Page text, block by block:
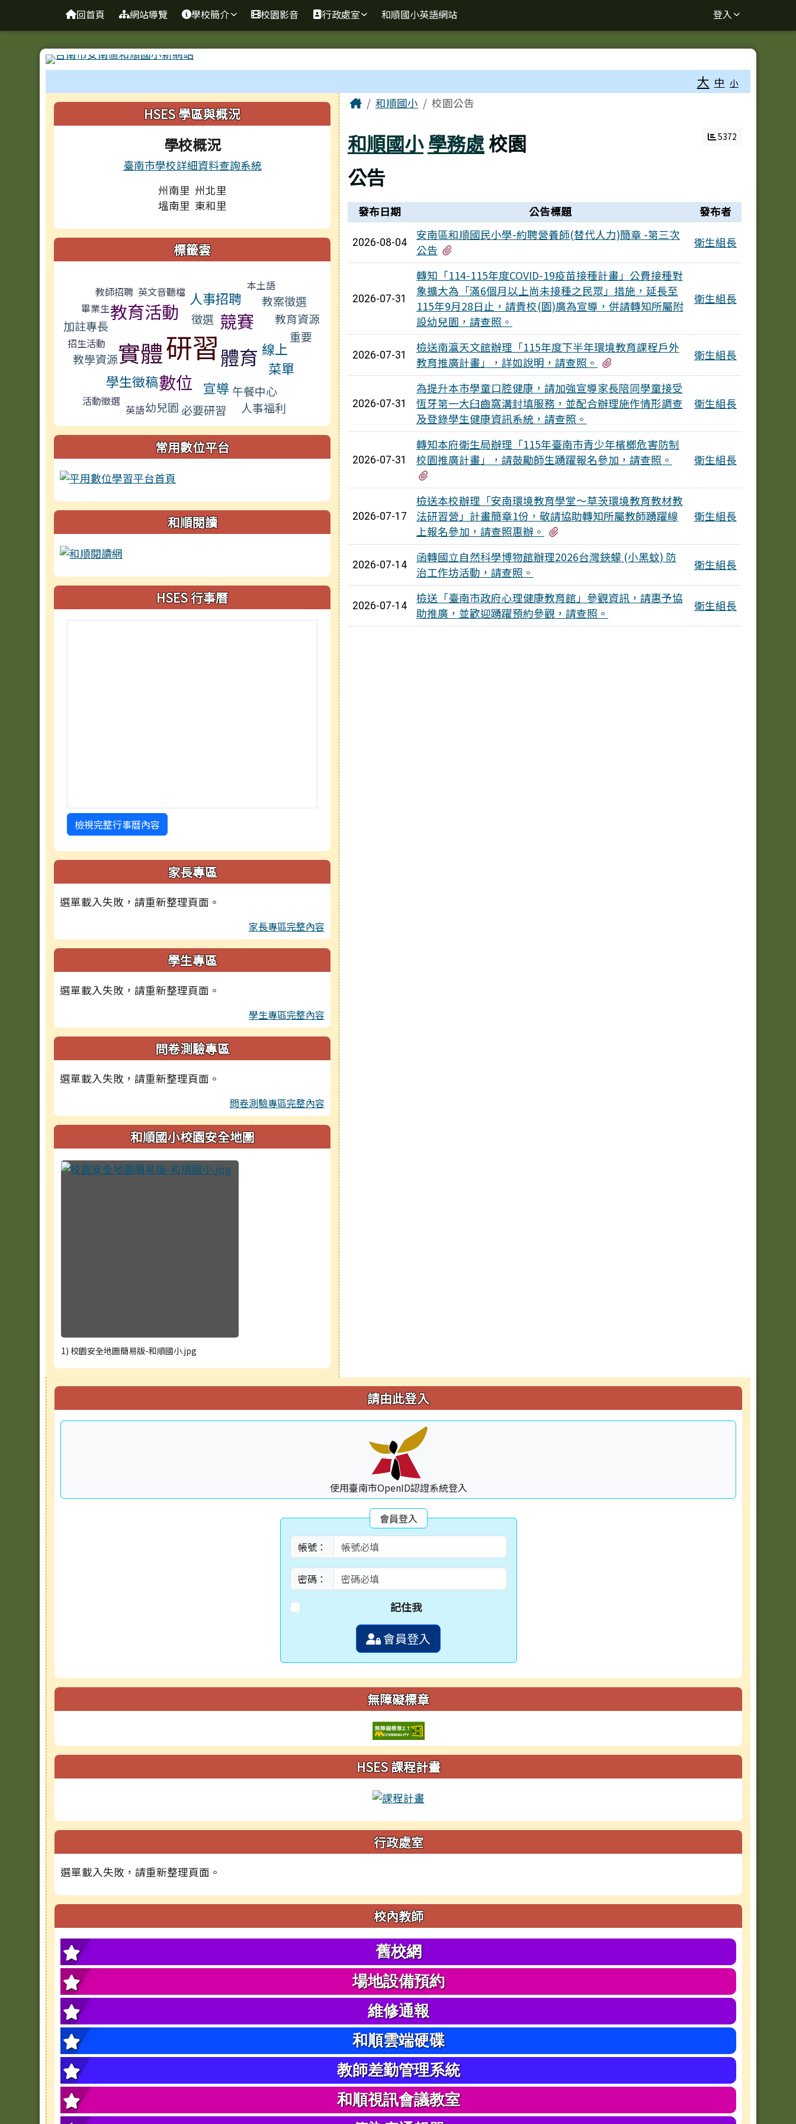
台南市和順國小新校網
回首頁 網站導覽 學校簡介 校園影音 行政處室 和順國小英語網站 登入
大 中 小
左邊區域內容HSES 學區與概況
學校概況
臺南市學校詳細資料查詢系統
州南里 州北里
塭南里 東和里
標籤雲
教師招聘 英文音聽檔
教育活動
人事招聘
本土語
畢業生
教案徵選
加註專長
徵選 競賽 教育資源
招生活動 實體研習
重要
教學資源
體育 線上
學生徵稿數位
菜單
宣導
活動徵選
午餐中心
英語幼兒園 必要研習 人事福利
常用數位平台
和順閱讀
HSES 行事曆
檢視完整行事曆內容
家長專區
選單載入失敗，請重新整理頁面。
家長專區完整內容
學生專區
選單載入失敗，請重新整理頁面。
學生專區完整內容
問卷測驗專區
選單載入失敗，請重新整理頁面。
問卷測驗專區完整內容
和順國小校園安全地圖
1) 校園安全地圖簡易版-和順國小.jpg
主內容區域
Home和順國小 校園公告
和順國小學務處校園
公告
5372
新聞列表
發布日期 公告標題 發布者
2026-08-04
安南區和順國民小學-約聘營養師(替代人力)簡章 -第三次
公告
衛生組長
2026-07-31
轉知「114-115年度COVID-19疫苗接種計畫」公費接種對
象擴大為「滿6個月以上尚未接種之民眾」措施，延長至
115年9月28日止，請貴校(園)廣為宣導，併請轉知所屬附
設幼兒園，請查照。
衛生組長
2026-07-31
檢送南瀛天文館辦理「115年度下半年環境教育課程戶外
教育推廣計畫」，詳如說明，請查照。
衛生組長
2026-07-31
為提升本市學童口腔健康，請加強宣導家長陪同學童接受
恆牙第一大臼齒窩溝封填服務，並配合辦理施作情形調查
及登錄學生健康資訊系統，請查照。
衛生組長
2026-07-31
轉知本府衛生局辦理「115年臺南市青少年檳榔危害防制
校園推廣計畫」，請鼓勵師生踴躍報名參加，請查照。
衛生組長
2026-07-17
檢送本校辦理「安南環境教育學堂～草茨環境教育教材教
法研習營」計畫簡章1份，敬請協助轉知所屬教師踴躍線
上報名參加，請查照惠辦。
衛生組長
2026-07-14
函轉國立自然科學博物館辦理2026台灣鋏蠓 (小黑蚊) 防
治工作坊活動，請查照。
衛生組長
2026-07-14
檢送「臺南市政府心理健康教育館」參觀資訊，請惠予協
助推廣，並歡迎踴躍預約參觀，請查照。
衛生組長
右邊區域內容 請由此登入
使用臺南市OpenID認證系統登入
會員登入
帳號：
密碼：
記住我
會員登入
無障礙標章
HSES 課程計畫
行政處室
選單載入失敗，請重新整理頁面。
校內教師
舊校網
場地設備預約
維修通報
和順雲端硬碟
教師差勤管理系統
和順視訊會議教室
頁尾區域